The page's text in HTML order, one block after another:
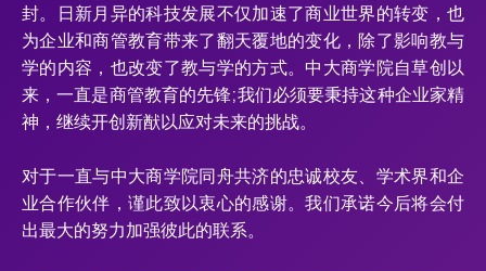
封。日新月异的科技发展不仅加速了商业世界的转变，也
为企业和商管教育带来了翻天覆地的变化，除了影响教与
学的内容，也改变了教与学的方式。中大商学院自草创以
来，一直是商管教育的先锋;我们必须要秉持这种企业家精
神，继续开创新猷以应对未来的挑战。
对于一直与中大商学院同舟共济的忠诚校友、学术界和企
业合作伙伴，谨此致以衷心的感谢。我们承诺今后将会付
出最大的努力加强彼此的联系。